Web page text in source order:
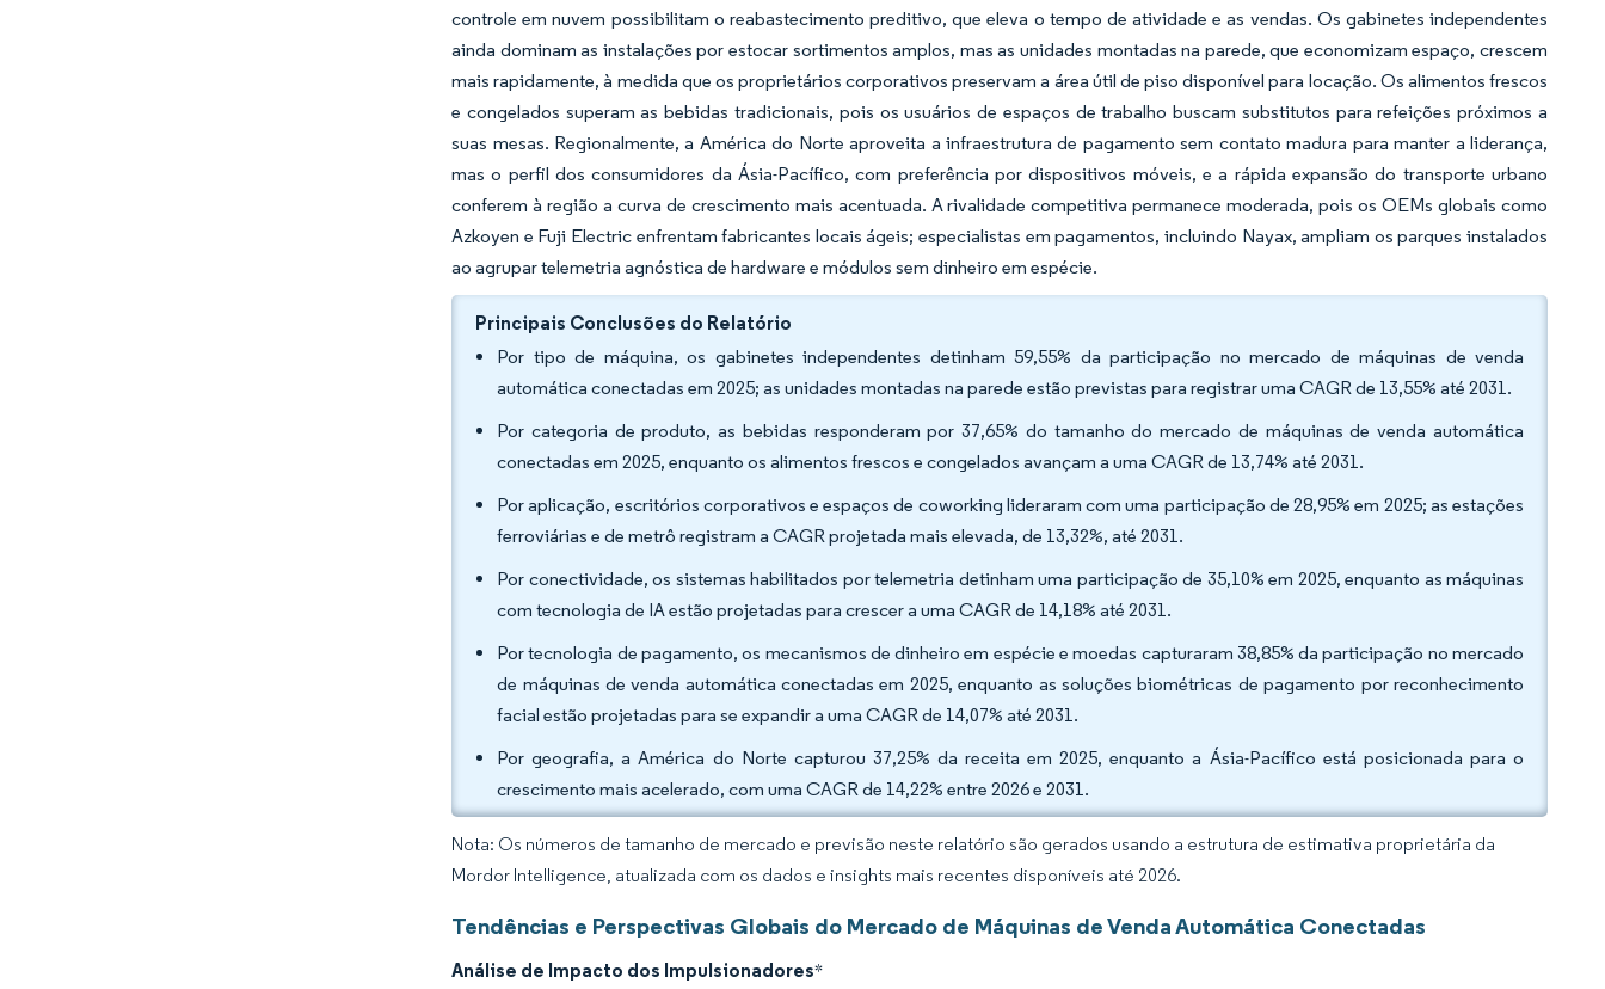
controle em nuvem possibilitam o reabastecimento preditivo, que eleva o tempo de atividade e as vendas. Os gabinetes independentes
ainda dominam as instalações por estocar sortimentos amplos, mas as unidades montadas na parede, que economizam espaço, crescem
mais rapidamente, à medida que os proprietários corporativos preservam a área útil de piso disponível para locação. Os alimentos frescos
e congelados superam as bebidas tradicionais, pois os usuários de espaços de trabalho buscam substitutos para refeições próximos a
suas mesas. Regionalmente, a América do Norte aproveita a infraestrutura de pagamento sem contato madura para manter a liderança,
mas o perfil dos consumidores da Ásia-Pacífico, com preferência por dispositivos móveis, e a rápida expansão do transporte urbano
conferem à região a curva de crescimento mais acentuada. A rivalidade competitiva permanece moderada, pois os OEMs globais como
Azkoyen e Fuji Electric enfrentam fabricantes locais ágeis; especialistas em pagamentos, incluindo Nayax, ampliam os parques instalados
ao agrupar telemetria agnóstica de hardware e módulos sem dinheiro em espécie.
Principais Conclusões do Relatório
Por tipo de máquina, os gabinetes independentes detinham 59,55% da participação no mercado de máquinas de venda
automática conectadas em 2025; as unidades montadas na parede estão previstas para registrar uma CAGR de 13,55% até 2031.
Por categoria de produto, as bebidas responderam por 37,65% do tamanho do mercado de máquinas de venda automática
conectadas em 2025, enquanto os alimentos frescos e congelados avançam a uma CAGR de 13,74% até 2031.
Por aplicação, escritórios corporativos e espaços de coworking lideraram com uma participação de 28,95% em 2025; as estações
ferroviárias e de metrô registram a CAGR projetada mais elevada, de 13,32%, até 2031.
Por conectividade, os sistemas habilitados por telemetria detinham uma participação de 35,10% em 2025, enquanto as máquinas
com tecnologia de IA estão projetadas para crescer a uma CAGR de 14,18% até 2031.
Por tecnologia de pagamento, os mecanismos de dinheiro em espécie e moedas capturaram 38,85% da participação no mercado
de máquinas de venda automática conectadas em 2025, enquanto as soluções biométricas de pagamento por reconhecimento
facial estão projetadas para se expandir a uma CAGR de 14,07% até 2031.
Por geografia, a América do Norte capturou 37,25% da receita em 2025, enquanto a Ásia-Pacífico está posicionada para o
crescimento mais acelerado, com uma CAGR de 14,22% entre 2026 e 2031.
Nota: Os números de tamanho de mercado e previsão neste relatório são gerados usando a estrutura de estimativa proprietária da
Mordor Intelligence, atualizada com os dados e insights mais recentes disponíveis até 2026.
Tendências e Perspectivas Globais do Mercado de Máquinas de Venda Automática Conectadas
Análise de Impacto dos Impulsionadores*